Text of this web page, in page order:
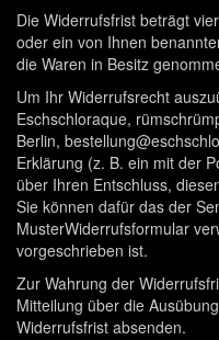
Die Widerrufsfrist beträgt
oder ein von Ihnen
die Waren in Besitz
Um Ihr Widerrufsrecht
Eschschloraque,
Berlin,
Erklärung (z. B. ein mit der
über Ihren Entschluss,
Sie können dafür das der
MusterWiderrufsformular
vorgeschrieben ist.
Zur Wahrung der
Mitteilung über die
Widerrufsfrist absenden.